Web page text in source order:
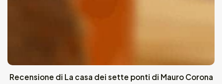
Recensione di La casa dei sette ponti di Mauro Corona